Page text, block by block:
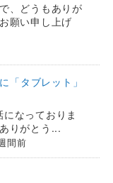
、どうもありが
願い申し上げ
「タブレット」
なっておりま
りがとう...
間前